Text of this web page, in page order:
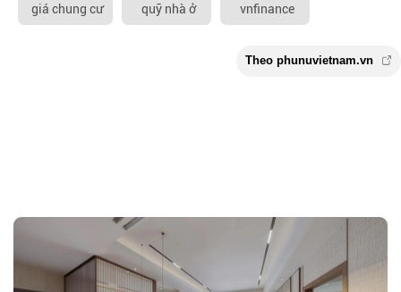
giá chung cư quỹ nhà ở vnfinance